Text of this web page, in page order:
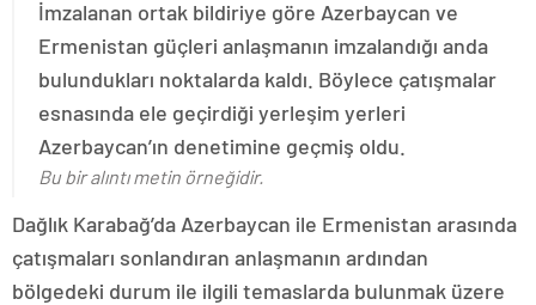
İmzalanan ortak bildiriye göre Azerbaycan ve
Ermenistan güçleri anlaşmanın imzalandığı anda
bulundukları noktalarda kaldı. Böylece çatışmalar
esnasında ele geçirdiği yerleşim yerleri
Azerbaycan’ın denetimine geçmiş oldu.
Bu bir alıntı metin örneğidir.
Dağlık Karabağ’da Azerbaycan ile Ermenistan arasında
çatışmaları sonlandıran anlaşmanın ardından
bölgedeki durum ile ilgili temaslarda bulunmak üzere